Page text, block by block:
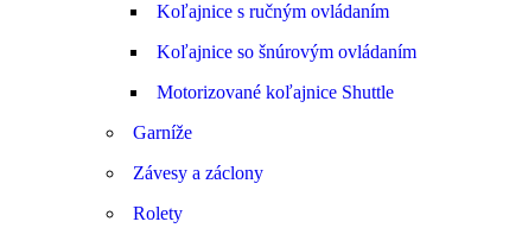
Koľajnice s ručným ovládaním
Koľajnice so šnúrovým ovládaním
Motorizované koľajnice Shuttle
Garníže
Závesy a záclony
Rolety